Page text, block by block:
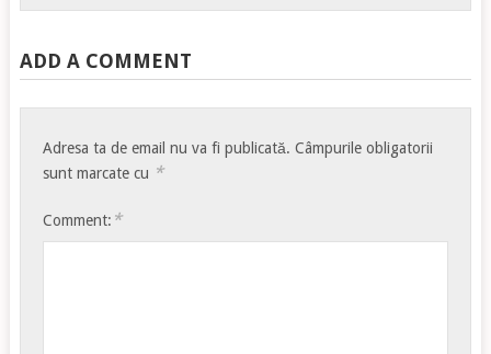
ADD A COMMENT
Adresa ta de email nu va fi publicată. Câmpurile obligatorii
sunt marcate cu *
Comment: *